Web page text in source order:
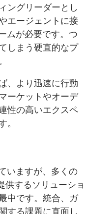
ングリーダーとし
エージェントに接
ムが必要です。つ
しまう硬直的なプ
、より迅速に行動
ーケットやオーデ
性の高いエクスペ
。
いますが、多くの
供するソリューショ
中です。統合、ガ
する課題に直面し